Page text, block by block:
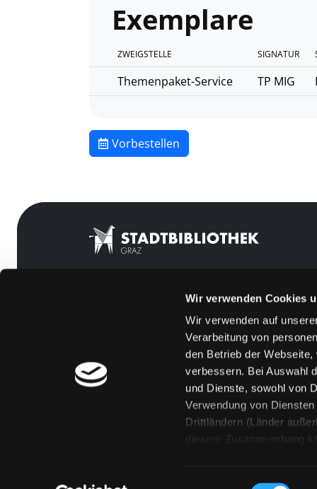
Wir verwenden Cookies
Wir verwenden auf
Verarbeitung von
den Betrieb der
verbessern. Bei Auswahl
und Dienste, sowohl von
Verwendung von
Drittländern (Länder
diesem Zusammenhang
Einwilligungsauswahl
Exemplare
ZWEIGSTELLE SIGNATUR
Themenpaket-Service TP MIG
Vorbestellen
[kju:b]
Feedback
Kontakt
Über uns
Jobs
Medienwunsch
FAQs